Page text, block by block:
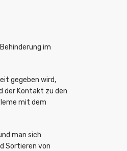
im
gegeben wird,
der Kontakt zu den
mit dem
man sich
Sortieren von